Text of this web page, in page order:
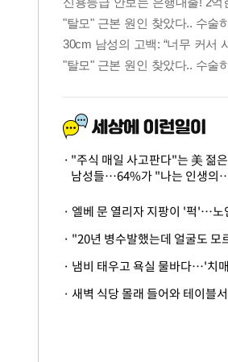
"주식 매일 사고판다"는 美 젊은
남성들…64%가 "나는 인생의